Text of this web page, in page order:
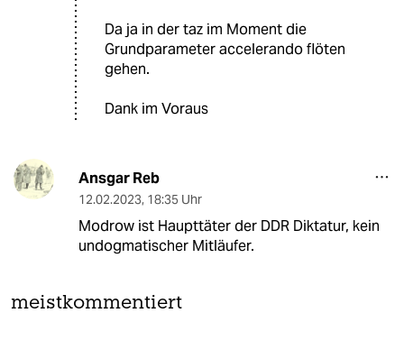
Da ja in der taz im Moment die
Grundparameter accelerando flöten
gehen.
Dank im Voraus
Ansgar Reb
12.02.2023, 18:35 Uhr
Modrow ist Haupttäter der DDR Diktatur, kein
undogmatischer Mitläufer.
meistkommentiert